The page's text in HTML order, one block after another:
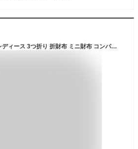
[モンベル] 財布 メンズ レディース 3つ折り 折財布 ミニ財布 コンパクト ナイロン トレールワレット 1133248 (オレンジ(OGRD)/オレンジ)